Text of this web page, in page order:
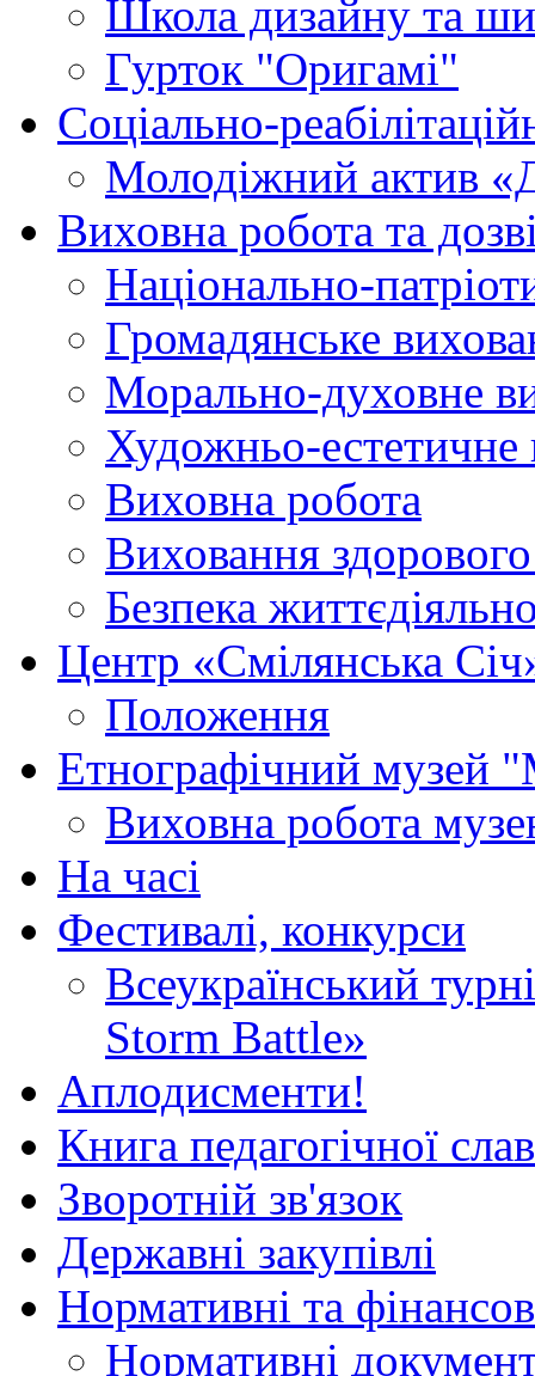
Школа дизайну та
Гурток "Оригамі"
Соціально-
Молодіжний актив
Виховна робота та
Національно-
Громадянське
Морально-духовне
Художньо-естетичне
Виховна робота
Виховання
Безпека
Центр «Смілянська
Положення
Етнографічний музей
Виховна робота
На часі
Фестивалі, конкурси
Всеукраїнський
Storm Battle»
Аплодисменти!
Книга педагогічної
Зворотній зв'язок
Державні закупівлі
Нормативні та
Нормативні